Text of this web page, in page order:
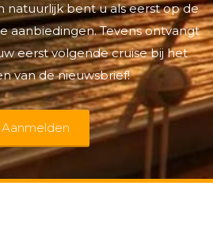
natuurlijk bent u als eerst op de
aanbiedingen. Tevens ontvangt
eerst volgende cruise bij het
van de nieuwsbrief!
Aanmelden